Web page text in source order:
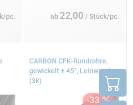
pc. ab 22,00 / Stück/pc.
CARBON CFK-Rundrohre,
gewickelt ± 45°, Leinwand
(3k)